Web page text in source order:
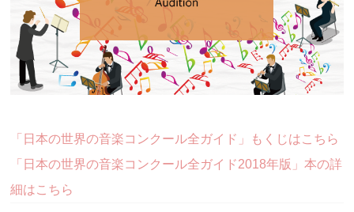
「日本の世界の音楽コンクール全ガイド」もくじはこちら
「日本の世界の音楽コンクール全ガイド2018年版」本の詳
細はこちら